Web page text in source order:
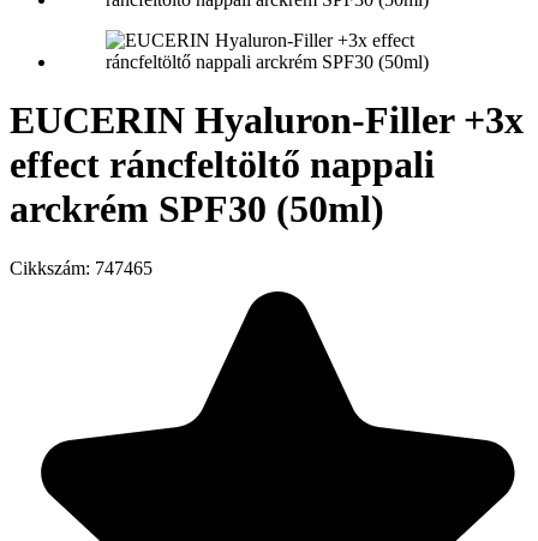
EUCERIN Hyaluron-Filler +3x
effect ráncfeltöltő nappali
arckrém SPF30 (50ml)
Cikkszám: 747465